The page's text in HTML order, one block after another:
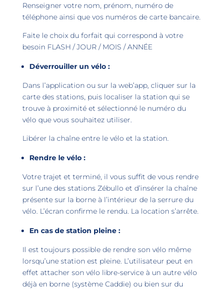
Renseigner votre nom, prénom, numéro de
téléphone ainsi que vos numéros de carte bancaire.
Faite le choix du forfait qui correspond à votre
besoin FLASH / JOUR / MOIS / ANNÉE
Déverrouiller un vélo:
Dans l’application ou sur la web’app, cliquer sur la
carte des stations, puis localiser la station qui se
trouve à proximité et sélectionné le numéro du
vélo que vous souhaitez utiliser.
Libérer la chaîne entre le vélo et la station.
Rendre le vélo:
Votre trajet et terminé, il vous suffit de vous rendre
sur l’une des stations Zébullo et d’insérer la chaîne
présente sur la borne à l’intérieur de la serrure du
vélo. L’écran confirme le rendu. La location s’arrête.
En cas de station pleine:
Il est toujours possible de rendre son vélo même
lorsqu’une station est pleine. L’utilisateur peut en
effet attacher son vélo libre-service à un autre vélo
déjà en borne (système Caddie) ou bien sur du